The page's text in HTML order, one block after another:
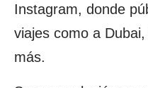
Instagram, donde
viajes como a
más.